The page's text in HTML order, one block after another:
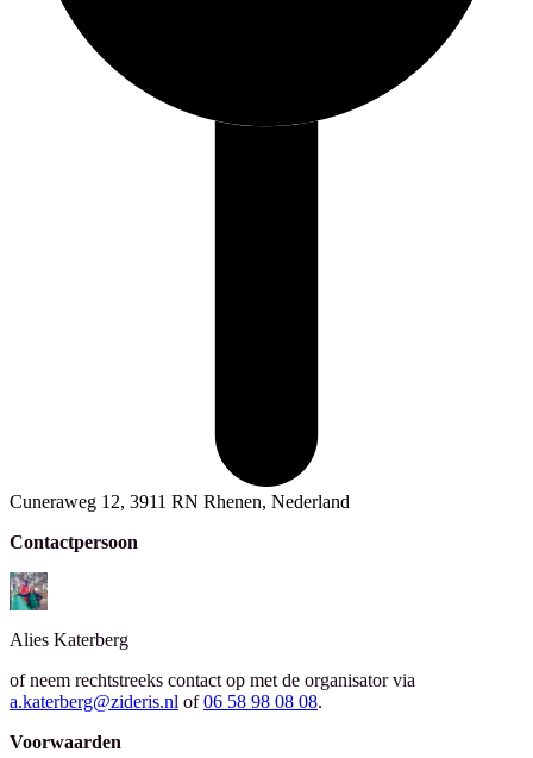
Cuneraweg 12, 3911 RN Rhenen, Nederland
Contactpersoon
Alies Katerberg
of neem rechtstreeks contact op met de organisator via
a.katerberg@zideris.nl of 06 58 98 08 08.
Voorwaarden